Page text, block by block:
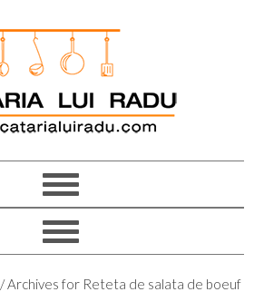
/Archives for Reteta de salata de boeuf